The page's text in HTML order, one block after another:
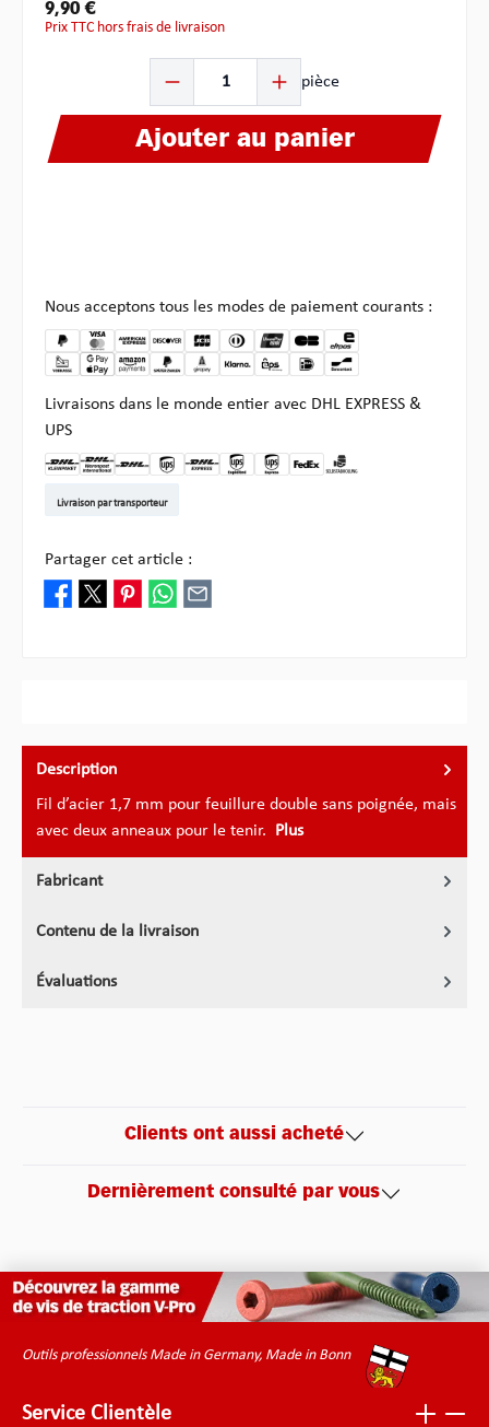
9,90 €
Prix TTC hors frais de livraison
pièce
Ajouter au panier
Nous acceptons tous les modes de paiement courants :
Livraisons dans le monde entier avec DHL EXPRESS &
UPS
Livraison par transporteur
Partager cet article :
Description
Fil d’acier 1,7 mm pour feuillure double sans poignée, mais
avec deux anneaux pour le tenir. Plus
Fabricant
Contenu de la livraison
Évaluations
Clients ont aussi acheté
Dernièrement consulté par vous
Outils professionnels Made in Germany, Made in Bonn
Service Clientèle